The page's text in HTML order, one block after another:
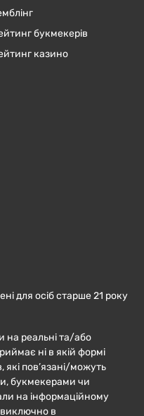
букмекерів
казино
для осіб старше 21 року
на реальні та/або
ні в якій формі
пов’язані/можуть
букмекерами чи
на інформаційному
виключно в